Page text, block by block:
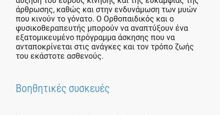
άρθρωσης, καθώς και στην ενδυνάμωση των μυών
που κινούν το γόνατο. Ο Ορθοπαιδικός και ο
φυσικοθεραπευτής μπορούν να αναπτύξουν ένα
εξατομικευμένο πρόγραμμα άσκησης που να
ανταποκρίνεται στις ανάγκες και τον τρόπο ζωής
του εκάστοτε ασθενούς.
Βοηθητικές συσκευές